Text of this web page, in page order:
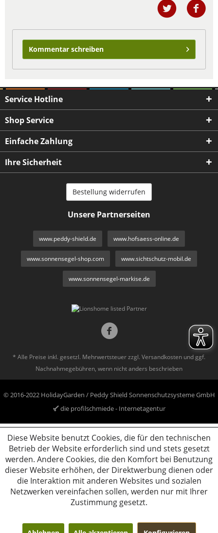
Kommentar schreiben
Service Hotline
Shop Service
Einfache Zahlung
Ihre Sicherheit
Bestellung widerrufen
Unsere Partnerseiten
www.peddy-shield.de www.hofsaess-online.de
www.sonnensegel-shop.com www.sichtschutz-mobil.de
www.sonnensegel-markise.de
* Alle Preise inkl. gesetzl. Mehrwertsteuer zzgl. Versandkosten und ggf.
Nachnahmegebühren, wenn nicht anders beschrieben
© 2016-2022 HolidayGarden / Peddy Shield Sonnenschutzsysteme GmbH
die profilschmiede - Internetagentur
Diese Website benutzt Cookies, die für den technischen
Betrieb der Website erforderlich sind und stets gesetzt
werden. Andere Cookies, die den Komfort bei Benutzung
dieser Website erhöhen, der Direktwerbung dienen oder
die Interaktion mit anderen Websites und sozialen
Netzwerken vereinfachen sollen, werden nur mit Ihrer
Zustimmung gesetzt.